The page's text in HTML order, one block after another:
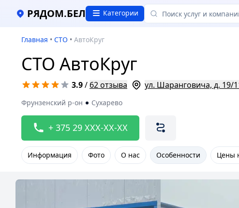
РЯДОМ.БЕЛ Категории
Главная • СТО • АвтоКруг
СТО АвтоКруг
3.9/ 62 отзыва ул. Шаранговича, д. 19/
Фрунзенский р-он Сухарево
+ 375 29 XXX-XX-XX
Информация Фото О нас Особенности Цены